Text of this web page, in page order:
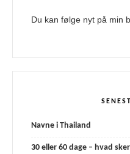
Du kan følge nyt på min
Navne i Thailand
30 eller 60 dage – hvad